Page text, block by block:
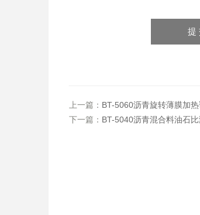
上一篇： BT-5060沥青旋转薄膜加
下一篇： BT-5040沥青混合料油石